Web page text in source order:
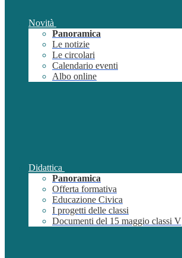
Novità
Panoramica
Le notizie
Le circolari
Calendario eventi
Albo online
Didattica
Panoramica
Offerta formativa
Educazione Civica
I progetti delle classi
Documenti del 15 maggio classi V